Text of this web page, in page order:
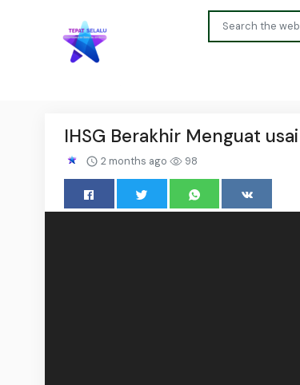
IHSG Berakhir Menguat
2 months ago 98